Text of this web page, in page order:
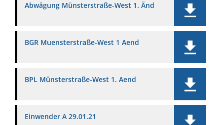
Abwägung Münsterstraße-West 1. Änd
BGR Muensterstraße-West 1 Aend
BPL Münsterstraße-West 1. Aend
Einwender A 29.01.21